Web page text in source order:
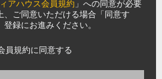
アハウス会員規約 」への同意が必要
、ご同意いただける場合「同意す
録にお進みください。
員規約に同意する